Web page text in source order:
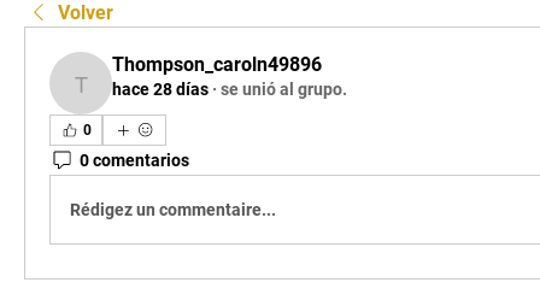
Volver
Thompson_caroln49896
Thompson_caroln49896
hace 28 días · se unió al grupo.
0
0 comentarios
Rédigez un commentaire...